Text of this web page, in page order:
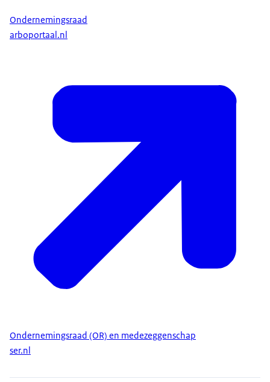
Ondernemingsraad
arboportaal.nl
Ondernemingsraad (OR) en medezeggenschap
ser.nl